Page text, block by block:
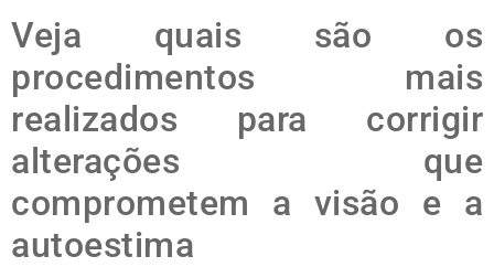
Veja quais são os
procedimentos mais
realizados para corrigir
alterações que
comprometem a visão e a
autoestima